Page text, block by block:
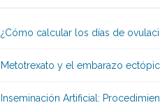
¿Cómo calcular los días de
Metotrexato y el embarazo
Inseminación Artificial: